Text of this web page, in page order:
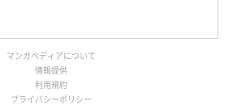
マンガペディアについて
情報提供
利用規約
プライバシーポリシー